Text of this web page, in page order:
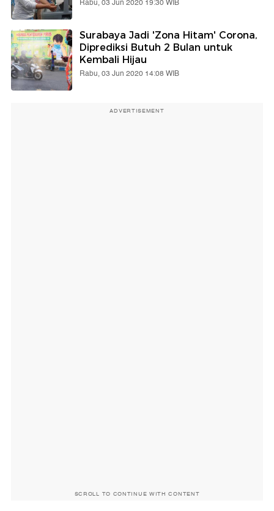
Rabu, 03 Jun 2020 19:30 WIB
Surabaya Jadi 'Zona Hitam' Corona,
Diprediksi Butuh 2 Bulan untuk
Kembali Hijau
Rabu, 03 Jun 2020 14:08 WIB
ADVERTISEMENT
SCROLL TO CONTINUE WITH CONTENT